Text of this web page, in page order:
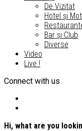
De Vizitat
Hotel și
Bar și Club
Diverse
Video
Live !
Connect with us
Hi, what are you